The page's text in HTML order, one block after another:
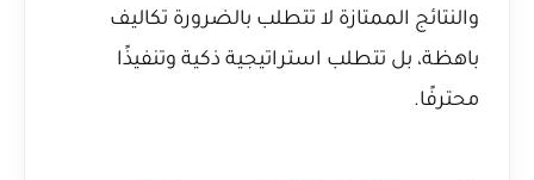
والنتائج الممتازة لا تتطلب بالضرورة تكاليف
باهظة، بل تتطلب استراتيجية ذكية وتنفيذًا
محترفًا.